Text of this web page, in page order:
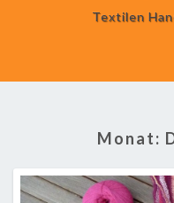
Textilen
Monat: